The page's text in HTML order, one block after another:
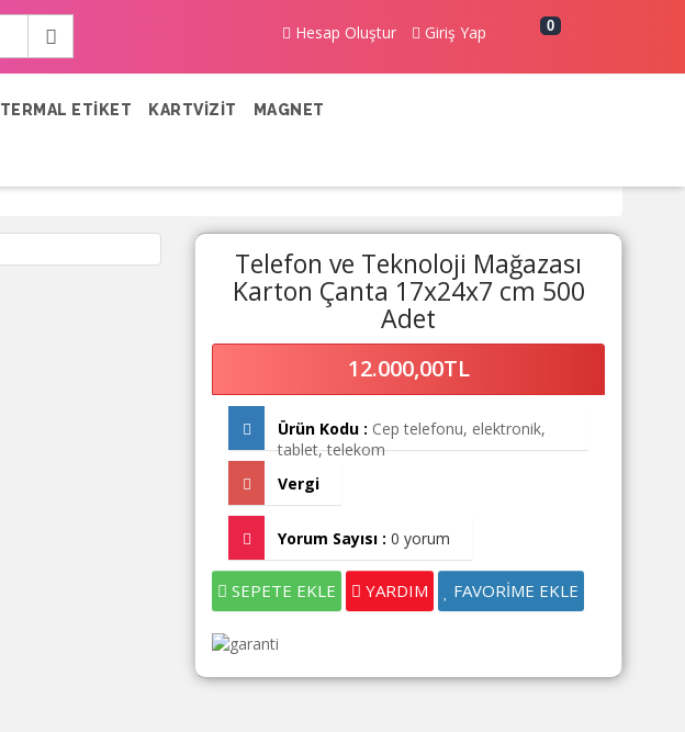
Hesap Oluştur Giriş Yap 0
TERMAL ETİKET KARTVİZİT MAGNET
Telefon ve Teknoloji Mağazası
Karton Çanta 17x24x7 cm 500
Adet
12.000,00TL
Ürün Kodu : Cep telefonu, elektronik,
tablet, telekom
Vergi
Yorum Sayısı : 0 yorum
SEPETE EKLE YARDIM FAVORİME EKLE